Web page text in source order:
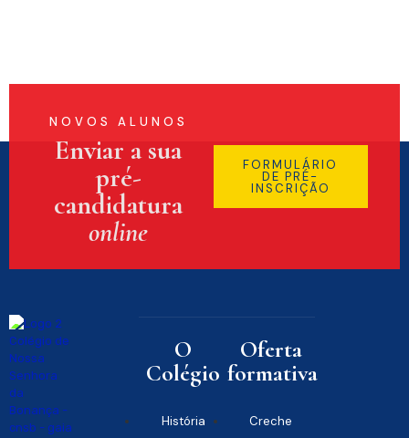
NOVOS ALUNOS
Enviar a sua
pré-
candidatura
online
FORMULÁRIO
DE PRÉ-
INSCRIÇÃO
O
Colégio
História
Oferta
formativa
Creche